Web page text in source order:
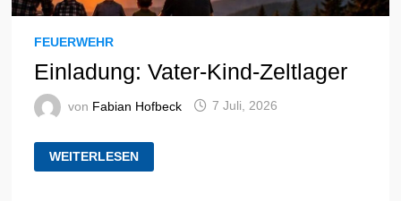
FEUERWEHR
Einladung: Vater-Kind-Zeltlager
von Fabian Hofbeck 7 Juli, 2026
EINLADUNG:
VATER-
KIND-
WEITERLESEN